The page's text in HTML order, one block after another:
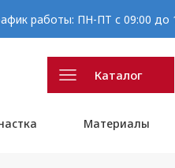
работы: ПН-ПТ с 09:00 до
Каталог
Материалы